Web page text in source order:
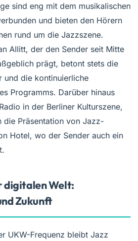
sind eng mit dem musikalischen
und bieten den Hörern
rund um die Jazzszene.
Allitt, der den Sender seit Mitte
prägt, betont stets die
und die kontinuierliche
Programms. Darüber hinaus
in der Berliner Kulturszene,
die Präsentation von Jazz-
Hotel, wo der Sender auch ein
digitalen Welt:
Zukunft
UKW-Frequenz bleibt Jazz